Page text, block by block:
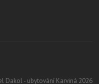
Dakol - ubytování Karviná 2026